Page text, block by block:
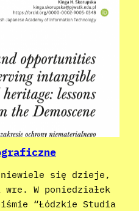
niewiele się dzieje,
W poniedziałek
“Łódzkie Studia